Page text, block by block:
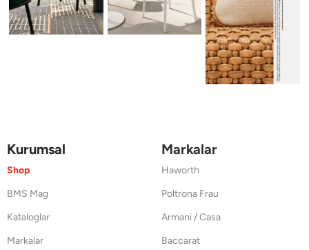
Kurumsal
Shop
BMS Mag
Kataloglar
Markalar
Markalar
Haworth
Poltrona Frau
Armani / Casa
Baccarat